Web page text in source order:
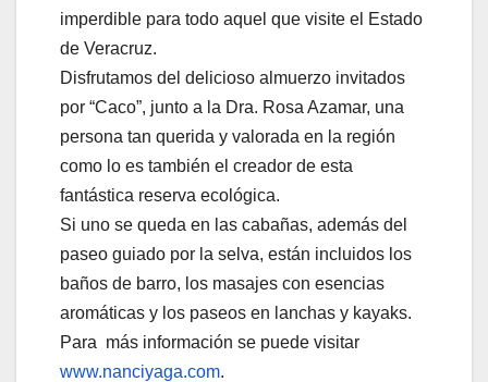
imperdible para todo aquel que visite el Estado
de Veracruz.
Disfrutamos del delicioso almuerzo invitados
por “Caco”, junto a la Dra. Rosa Azamar, una
persona tan querida y valorada en la región
como lo es también el creador de esta
fantástica reserva ecológica.
Si uno se queda en las cabañas, además del
paseo guiado por la selva, están incluidos los
baños de barro, los masajes con esencias
aromáticas y los paseos en lanchas y kayaks.
Para más información se puede visitar
www.nanciyaga.com.